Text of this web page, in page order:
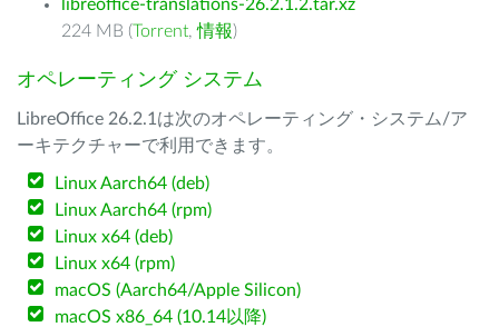
libreoffice-translations-26.2.1.2.tar.xz
224 MB (Torrent,情報)
オペレーティング システム
LibreOffice 26.2.1は次のオペレーティング・システム/ア
ーキテクチャーで利用できます。
Linux Aarch64 (deb)
Linux Aarch64 (rpm)
Linux x64 (deb)
Linux x64 (rpm)
macOS (Aarch64/Apple Silicon)
macOS x86_64 (10.14以降)